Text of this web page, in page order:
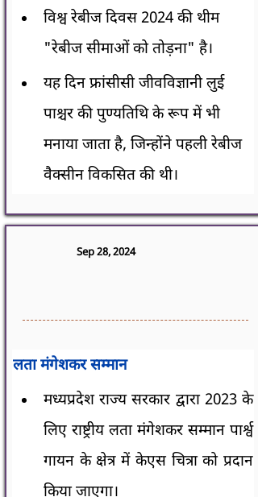
विश्व रेबीज दिवस 2024 की थीम
"रेबीज सीमाओं को तोड़ना" है।
यह दिन फ्रांसीसी जीवविज्ञानी लुई
पाश्चर की पुण्यतिथि के रूप में भी
मनाया जाता है, जिन्होंने पहली रेबीज
वैक्सीन विकसित की थी।
Sep 28, 2024
लता मंगेशकर सम्मान
मध्यप्रदेश राज्य सरकार द्वारा 2023 के
लिए राष्ट्रीय लता मंगेशकर सम्मान पार्श्व
गायन के क्षेत्र में केएस चित्रा को प्रदान
किया जाएगा।